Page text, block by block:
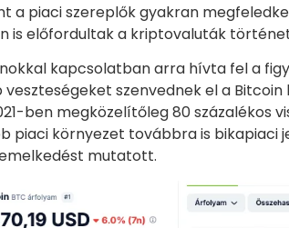
a piaci szereplők gyakran
is előfordultak a kriptovaluták
kapcsolatban arra hívta fel a
veszteségeket szenvednek el a
ben megközelítőleg 80 százalékos
piaci környezet továbbra is bikapiaci
mutatott.